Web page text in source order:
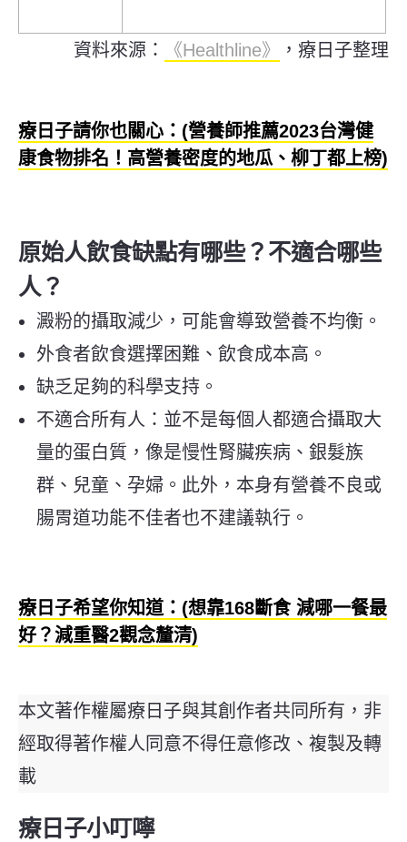
資料來源： 《Healthline》 ，療日子整理
療日子請你也關心：(營養師推薦2023台灣健
康食物排名！高營養密度的地瓜、柳丁都上榜)
原始人飲食缺點有哪些？不適合哪些
人？
澱粉的攝取減少，可能會導致營養不均衡。
外食者飲食選擇困難、飲食成本高。
缺乏足夠的科學支持。
不適合所有人：並不是每個人都適合攝取大
量的蛋白質，像是慢性腎臟疾病、銀髮族
群、兒童、孕婦。此外，本身有營養不良或
腸胃道功能不佳者也不建議執行。
療日子希望你知道：(想靠168斷食 減哪一餐最
好？減重醫2觀念釐清)
本文著作權屬療日子與其創作者共同所有，非
經取得著作權人同意不得任意修改、複製及轉
載
療日子小叮嚀